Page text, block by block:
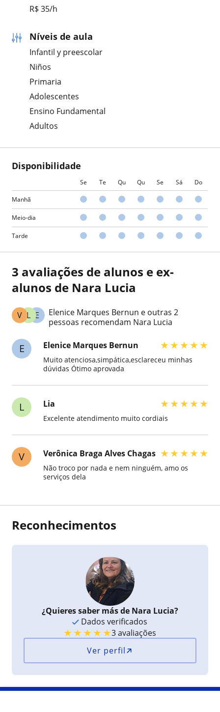
R$ 35/h
Níveis de aula
Infantil y preescolar
Niños
Primaria
Adolescentes
Ensino Fundamental
Adultos
Disponibilidade
Se Te Qu Qu Se Sá Do
Manhã
Meio-dia
Tarde
3 avaliações de alunos e ex-
alunos de Nara Lucia
E
L
V
Elenice Marques Bernun e outras 2
pessoas recomendam Nara Lucia
E Elenice Marques Bernun ★★★★★
Muito atenciosa,simpática,esclareceu minhas
dúvidas Ótimo aprovada
L Lia ★★★★★
Excelente atendimento muito cordiais
V Verônica Braga Alves Chagas ★★★★★
Não troco por nada e nem ninguém, amo os
serviços dela
Reconhecimentos
¿Quieres saber más de Nara Lucia?
Dados verificados
★★★★★3 avaliações
Ver perfil